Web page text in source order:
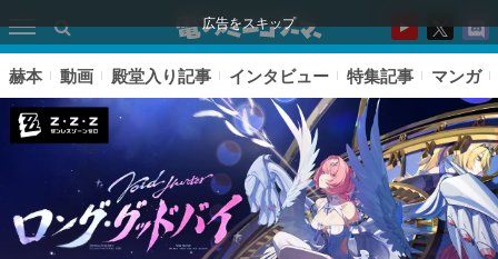
広告をスキップ
赫本 動画 殿堂入り記事 インタビュー 特集記事 マンガ